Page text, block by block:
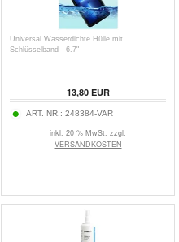
Universal Wasserdichte Hülle mit
Schlüsselband - 6.7"
13,80EUR
ART. NR.: 248384-VAR
inkl. 20 % MwSt. zzgl.
VERSANDKOSTEN